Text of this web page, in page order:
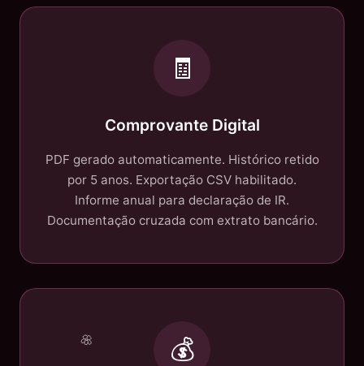
🧾
Comprovante Digital
PDF gerado automaticamente. Histórico retido
por 5 anos. Exportação CSV habilitado.
Informe anual para declaração de IR.
Documentação cruzada com extrato bancário.
💰